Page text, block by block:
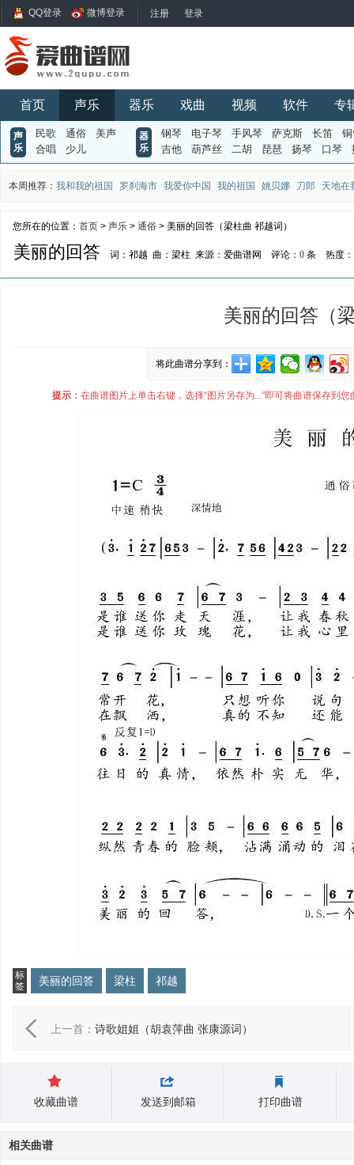
QQ登录 微博登录
首页 声乐 器乐 戏曲 视频 软件 专
声
乐
民歌 通俗
美声
合唱
少儿
器
乐
钢琴 电子琴 手风琴 萨克斯 长笛
吉他
葫芦丝 二胡 琵琶 扬琴 口琴
本周推荐： 我和我的祖国 罗刹海市 我爱你中国 我的祖国 姚贝娜 刀郎 天地在
您所在的位置： 首页 > 声乐 > 通俗 > 美丽的回答（梁柱曲 祁越词）
美丽的回答 词：祁越 曲：梁柱 来源：爱曲谱网 评论： 0 条 热度：
美丽的回答（
将此曲谱分享到：
提示： 在曲谱图片上单击右键，选择“图片另存为...”即可将曲谱保存到
标
签
美丽的回答 梁柱 祁越
上一首： 诗歌姐姐（胡袁萍曲 张康源词）
收藏曲谱 发送到邮箱 打印曲谱
相关曲谱